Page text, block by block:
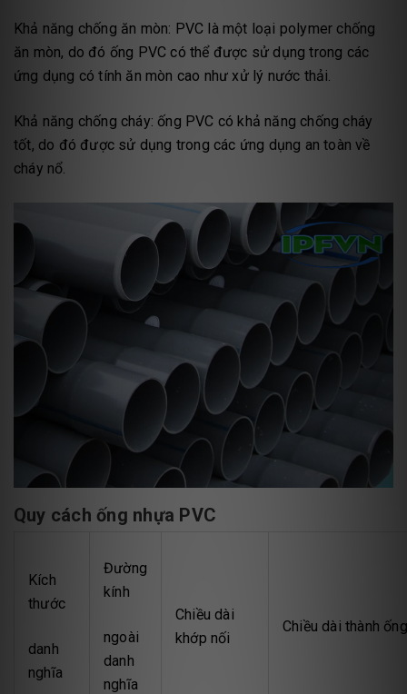
Khả năng chống ăn mòn: PVC là một loại polymer chống
ăn mòn, do đó ống PVC có thể được sử dụng trong các
ứng dụng có tính ăn mòn cao như xử lý nước thải.
Khả năng chống cháy: ống PVC có khả năng chống cháy
tốt, do đó được sử dụng trong các ứng dụng an toàn về
cháy nổ.
Quy cách ống nhựa PVC
Kích
thước
danh
nghĩa
Đường
kính
ngoài
danh
nghĩa
Chiều dài
khớp nối
Chiều dài thành